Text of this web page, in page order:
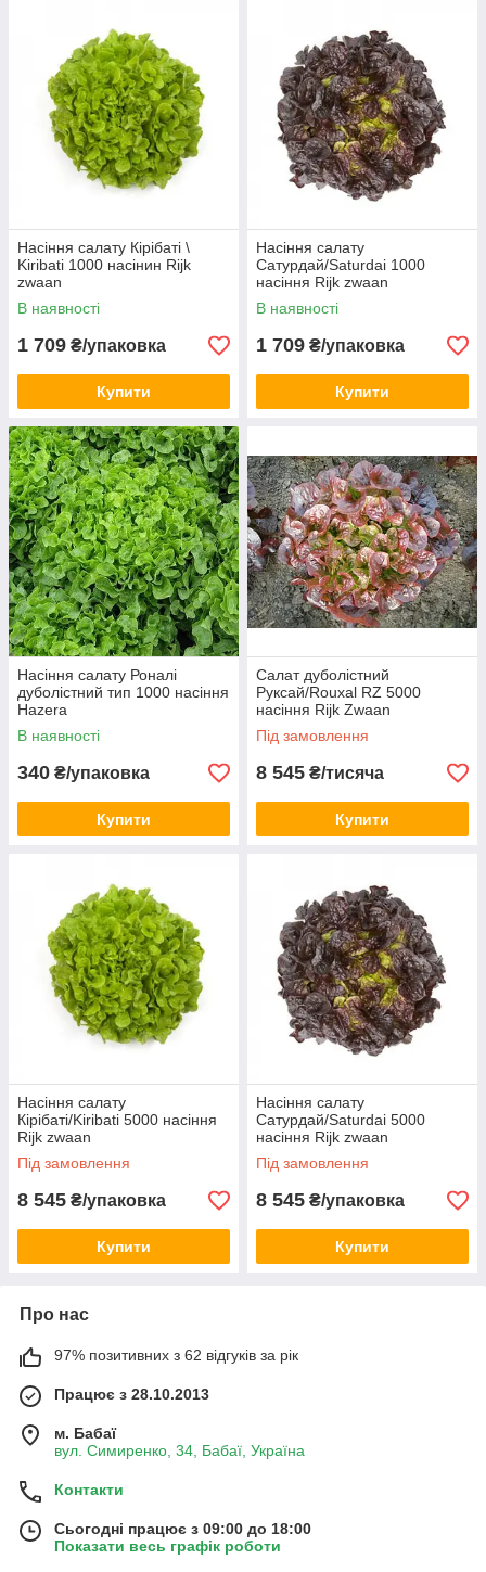
Насіння салату Кірібаті \
Kiribati 1000 насінин Rijk
zwaan
В наявності
1 709 ₴/упаковка
Купити
Насіння салату
Сатурдай/Saturdai 1000
насіння Rijk zwaan
В наявності
1 709 ₴/упаковка
Купити
Насіння салату Роналі
дуболістний тип 1000 насіння
Hazera
В наявності
340 ₴/упаковка
Купити
Салат дуболістний
Руксай/Rouxal RZ 5000
насіння Rijk Zwaan
Під замовлення
8 545 ₴/тисяча
Купити
Насіння салату
Кірібаті/Kiribati 5000 насіння
Rijk zwaan
Під замовлення
8 545 ₴/упаковка
Купити
Насіння салату
Сатурдай/Saturdai 5000
насіння Rijk zwaan
Під замовлення
8 545 ₴/упаковка
Купити
Про нас
97% позитивних з 62 відгуків за рік
Працює з 28.10.2013
м. Бабаї
вул. Симиренко, 34, Бабаї, Україна
Контакти
Сьогодні працює з 09:00 до 18:00
Показати весь графік роботи